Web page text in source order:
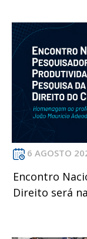
6 AGOSTO
Encontro
Direito será